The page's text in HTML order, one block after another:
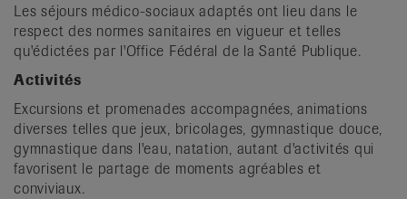
Les séjours médico-sociaux adaptés ont lieu dans le
respect des normes sanitaires en vigueur et telles
qu'édictées par l'Office Fédéral de la Santé Publique.
Activités
Excursions et promenades accompagnées, animations
diverses telles que jeux, bricolages, gymnastique douce,
gymnastique dans l'eau, natation, autant d'activités qui
favorisent le partage de moments agréables et
conviviaux.